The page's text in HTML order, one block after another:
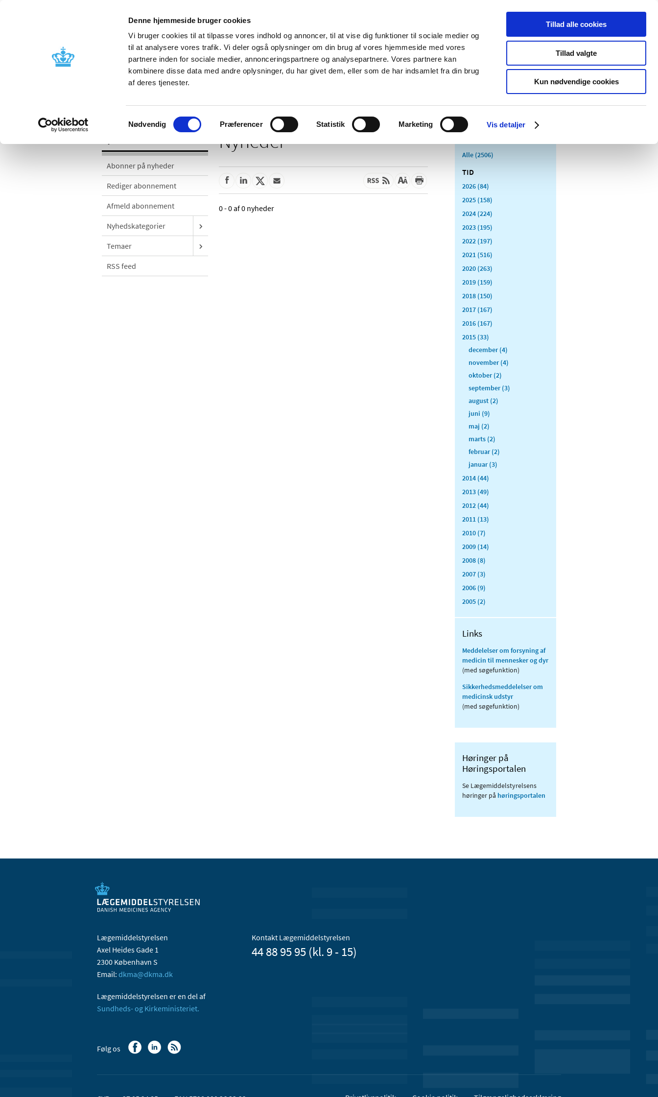
Denne hjemmeside bruger cookies
Vi bruger cookies til at tilpasse vores indhold og annoncer, til at vise dig funktioner til sociale medier og
til at analysere vores trafik. Vi deler også oplysninger om din brug af vores hjemmeside med vores
partnere inden for sociale medier, annonceringspartnere og analysepartnere. Vores partnere kan
kombinere disse data med andre oplysninger, du har givet dem, eller som de har indsamlet fra din brug
af deres tjenester.
Samtykkevalg
Nødvendig Præferencer Statistik Marketing Vis detaljer
Tillad alle cookies
Tillad valgte
Kun nødvendige cookies
Nyheder Om os Kontakt Udgivelser
Godkendelse og
Bivirkninger og
produktinformation
Tilskud og
Apoteker og salg af
Medicinsk
Særlige
produktområder
Abonner på nyheder
Rediger abonnement
Afmeld abonnement
Nyhedskategorier
Temaer
RSS feed
Nyheder
0 - 0 af 0 nyheder
Alle (2506)
TID
2026 (84)
2025 (158)
2024 (224)
2023 (195)
2022 (197)
2021 (516)
2020 (263)
2019 (159)
2018 (150)
2017 (167)
2016 (167)
2015 (33)
december (4)
november (4)
oktober (2)
september (3)
august (2)
juni (9)
maj (2)
marts (2)
februar (2)
januar (3)
2014 (44)
2013 (49)
2012 (44)
2011 (13)
2010 (7)
2009 (14)
2008 (8)
2007 (3)
2006 (9)
2005 (2)
Links
Meddelelser om forsyning af
medicin til mennesker og dyr
(med søgefunktion)
Sikkerhedsmeddelelser om
medicinsk udstyr
(med søgefunktion)
Høringer på
Høringsportalen
Se Lægemiddelstyrelsens
høringer på høringsportalen
Lægemiddelstyrelsen
Axel Heides Gade 1
2300 København S
Email: dkma@dkma.dk
Lægemiddelstyrelsen er en del af
Sundheds- og Kirkeministeriet.
Kontakt Lægemiddelstyrelsen
44 88 95 95 (kl. 9 - 15)
Følg os